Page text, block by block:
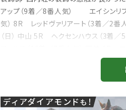
アップ（9着／8番人気） エイシンリ
気） 8R レッドヴァリアート（3着／2
（日） 中山 5R ヘクセンハウス（3着
要でした」マスカレー...